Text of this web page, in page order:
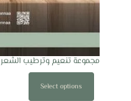
مجموعة تنعيم وترطيب الشعر
Select options